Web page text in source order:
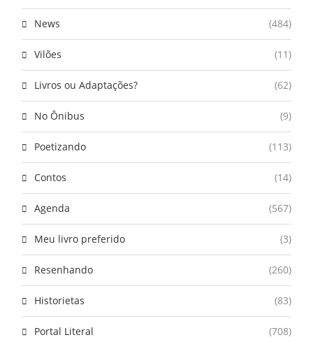
News (484)
Vilões (11)
Livros ou Adaptações? (62)
No Ônibus (9)
Poetizando (113)
Contos (14)
Agenda (567)
Meu livro preferido (3)
Resenhando (260)
Historietas (83)
Portal Literal (708)